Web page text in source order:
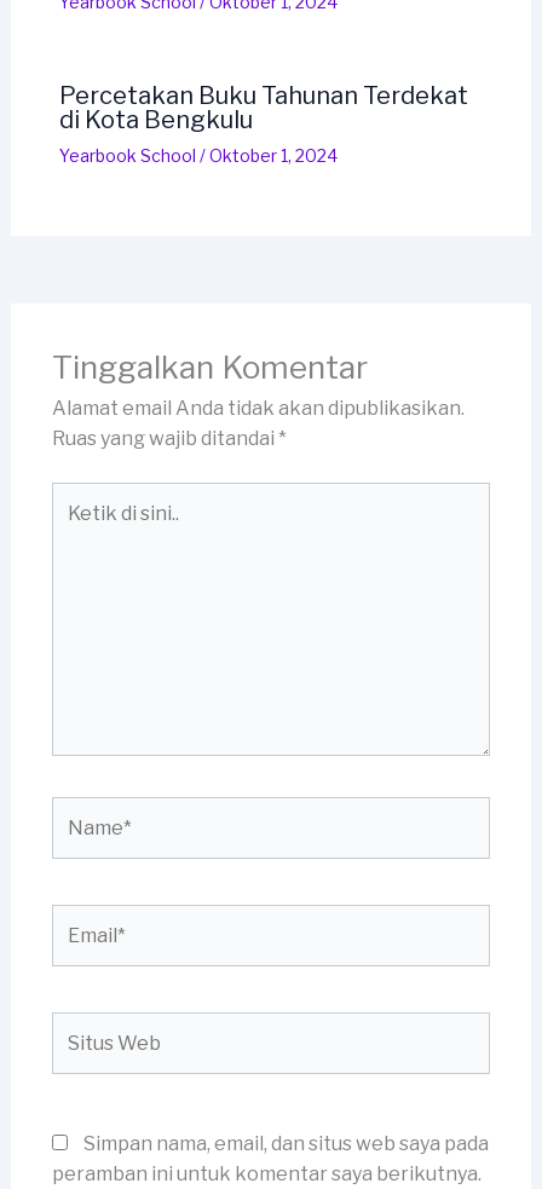
Percetakan Buku Tahunan Terdekat
di Kota Bengkulu
Yearbook School /Oktober 1, 2024
Tinggalkan Komentar
Alamat email Anda tidak akan dipublikasikan.
Ruas yang wajib ditandai *
Web
Simpan nama, email, dan situs web saya pada
peramban ini untuk komentar saya berikutnya.